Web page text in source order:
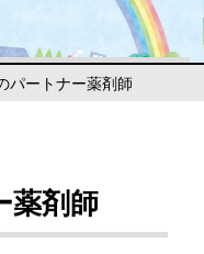
パートナー薬剤師
薬剤師